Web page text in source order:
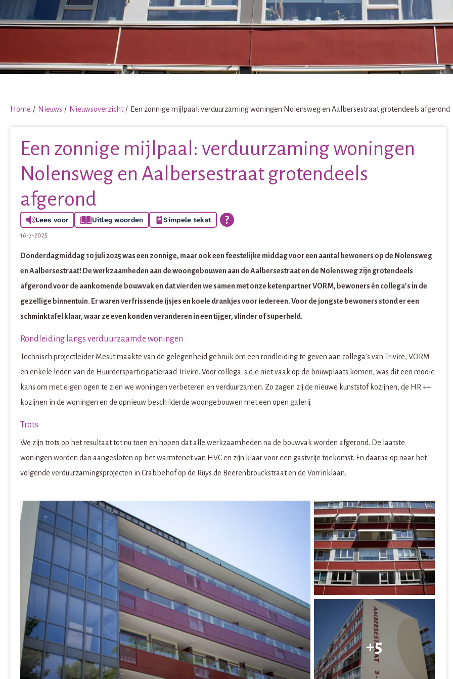
Home Nieuws Nieuwsoverzicht Een zonnige mijlpaal: verduurzaming woningen Nolensweg en Aalbersestraat grotendeels afgerond
Een zonnige mijlpaal: verduurzaming woningen
Nolensweg en Aalbersestraat grotendeels
afgerond
Lees voor Uitleg woorden Simpele tekst
16-7-2025
Donderdagmiddag 10 juli 2025 was een zonnige, maar ook een feestelijke middag voor een aantal bewoners op de Nolensweg
en Aalbersestraat! De werkzaamheden aan de woongebouwen aan de Aalbersestraat en de Nolensweg zijn grotendeels
afgerond voor de aankomende bouwvak en dat vierden we samen met onze ketenpartner VORM, bewoners én collega’s in de
gezellige binnentuin. Er waren verfrissende ijsjes en koele drankjes voor iedereen. Voor de jongste bewoners stond er een
schminktafel klaar, waar ze even konden veranderen in een tijger, vlinder of superheld.
Rondleiding langs verduurzaamde woningen
Technisch projectleider Mesut maakte van de gelegenheid gebruik om een rondleiding te geven aan collega’s van Trivire, VORM
en enkele leden van de Huurdersparticipatieraad Trivire. Voor collega' s die niet vaak op de bouwplaats komen, was dit een mooie
kans om met eigen ogen te zien we woningen verbeteren en verduurzamen. Zo zagen zij de nieuwe kunststof kozijnen, de HR ++
kozijnen in de woningen en de opnieuw beschilderde woongebouwen met een open galerij.
Trots
We zijn trots op het resultaat tot nu toen en hopen dat alle werkzaamheden na de bouwvak worden afgerond. De laatste
woningen worden dan aangesloten op het warmtenet van HVC en zijn klaar voor een gastvrije toekomst. En daarna op naar het
volgende verduurzamingsprojecten in Crabbehof op de Ruys de Beerenbrouckstraat en de Vorrinklaan.